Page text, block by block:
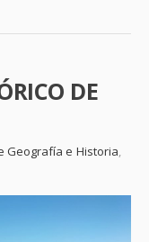
DE
Geografía e Historia,